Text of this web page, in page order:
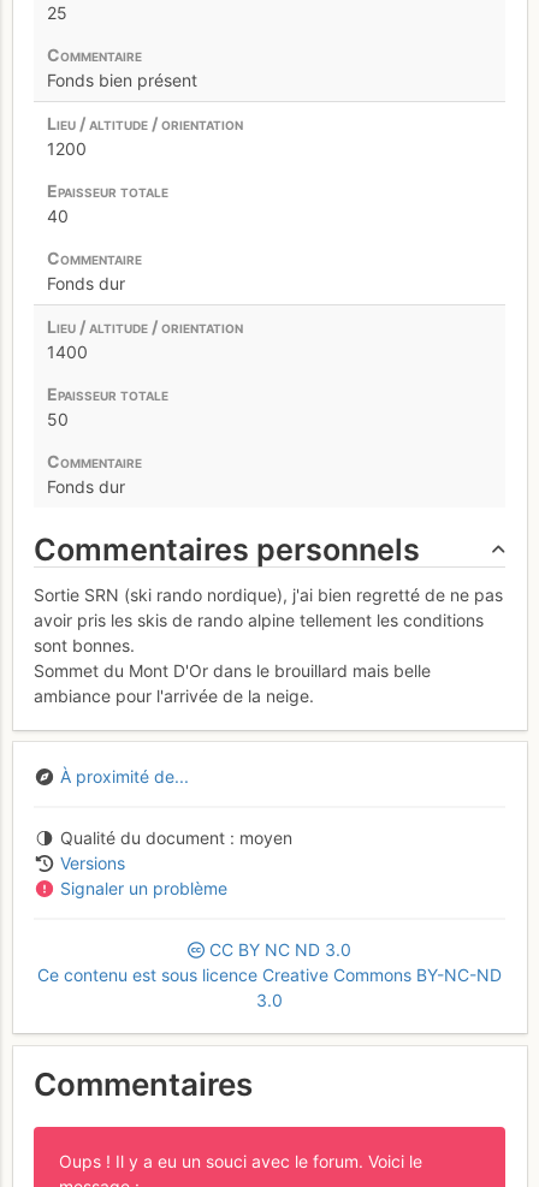
25
Fonds bien présent
1200
40
Fonds dur
1400
50
Fonds dur
Commentaires personnels
Sortie SRN (ski rando nordique), j'ai bien regretté de ne pas
avoir pris les skis de rando alpine tellement les conditions
sont bonnes.
Sommet du Mont D'Or dans le brouillard mais belle
ambiance pour l'arrivée de la neige.
À proximité de...
Qualité du document
moyen
Versions
Signaler un problème
CC BY NC ND 3.0
Ce contenu est sous licence Creative Commons BY-NC-ND
3.0
Commentaires
Oups ! Il y a eu un souci avec le forum. Voici le